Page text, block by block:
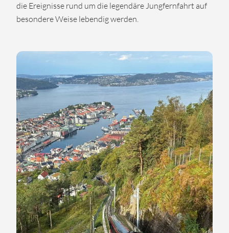
die Ereignisse rund um die legendäre Jungfernfahrt auf
besondere Weise lebendig werden.